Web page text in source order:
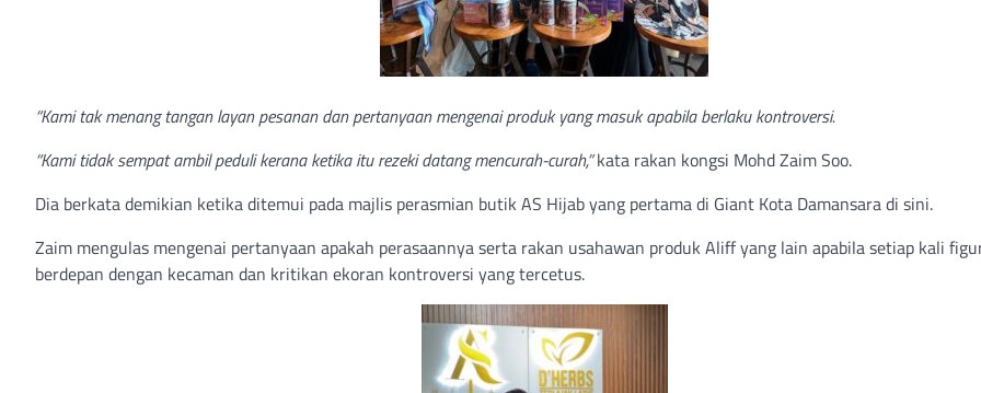
“Kami tak menang tangan layan pesanan dan pertanyaan mengenai produk yang masuk apabila berlaku kontroversi.
“Kami tidak sempat ambil peduli kerana ketika itu rezeki datang mencurah-curah,”kata rakan kongsi Mohd Zaim Soo.
Dia berkata demikian ketika ditemui pada majlis perasmian butik AS Hijab yang pertama di Giant Kota Damansara di sini.
Zaim mengulas mengenai pertanyaan apakah perasaannya serta rakan usahawan produk Aliff yang lain apabila setiap kali
berdepan dengan kecaman dan kritikan ekoran kontroversi yang tercetus.